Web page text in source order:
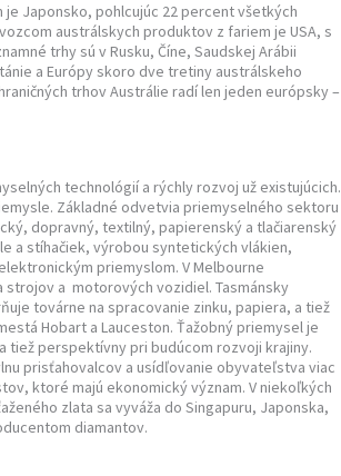
Japonsko, pohlcujúc 22 percent všetkých
austrálskych produktov z fariem je USA, s
trhy sú v Rusku, Číne, Saudskej Arábii
a Európy skoro dve tretiny austrálskeho
trhov Austrálie radí len jeden európsky –
technológií a rýchly rozvoj už existujúcich.
Základné odvetvia priemyselného sektoru
dopravný, textilný, papierenský a tlačiarenský
a stíhačiek, výrobou syntetických vlákien,
priemyslom. V Melbourne
a motorových vozidiel. Tasmánsky
továrne na spracovanie zinku, papiera, a tiež
Hobart a Lauceston. Ťažobný priemysel je
tiež perspektívny pri budúcom rozvoji krajiny.
prisťahovalcov a usídľovanie obyvateľstva viac
ktoré majú ekonomický význam. V niekoľkých
zlata sa vyváža do Singapuru, Japonska,
diamantov.